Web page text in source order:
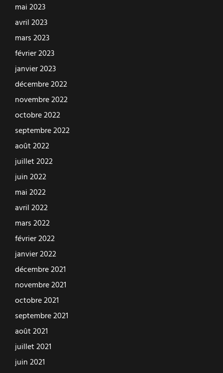
mai 2023
avril 2023
mars 2023
février 2023
janvier 2023
décembre 2022
novembre 2022
octobre 2022
septembre 2022
août 2022
juillet 2022
juin 2022
mai 2022
avril 2022
mars 2022
février 2022
janvier 2022
décembre 2021
novembre 2021
octobre 2021
septembre 2021
août 2021
juillet 2021
juin 2021